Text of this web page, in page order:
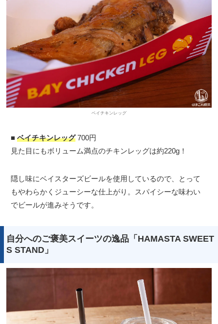
ベイチキンレッグ
■ベイチキンレッグ700円
見た目にもボリューム満点のチキンレッグは約220g！
隠し味にベイスターズビールを使用しているので、とって
もやわらかくジューシーな仕上がり。スパイシーな味わい
でビールが進みそうです。
自分へのご褒美スイーツの逸品「HAMASTA SWEET
S STAND」